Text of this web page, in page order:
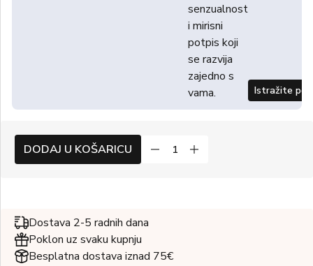
senzualnost
i mirisni
potpis koji
se razvija
zajedno s
vama.
Istražite
DODAJ U KOŠARICU
Dostava 2-5 radnih dana
Poklon uz svaku kupnju
Besplatna dostava iznad 75€